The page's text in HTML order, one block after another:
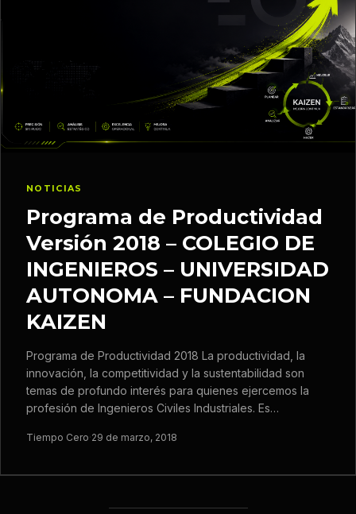
NOTICIAS
Programa de Productividad
Versión 2018 – COLEGIO DE
INGENIEROS – UNIVERSIDAD
AUTONOMA – FUNDACION
KAIZEN
Programa de Productividad 2018 La productividad, la
innovación, la competitividad y la sustentabilidad son
temas de profundo interés para quienes ejercemos la
profesión de Ingenieros Civiles Industriales. Es…
Tiempo Cero·29 de marzo, 2018